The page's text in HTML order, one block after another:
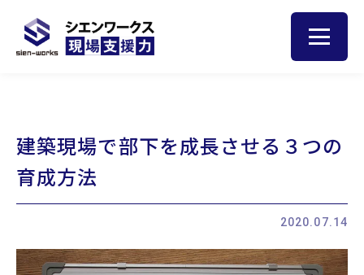
人材育成のヒント
サービス
現場巡視
集合研修
建築現場で部下を成長させる３つの
育成方法
2020.07.14